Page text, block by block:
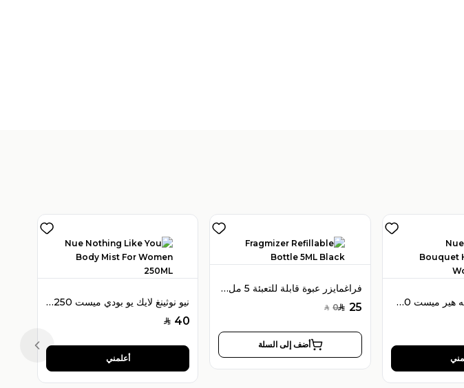
نيو نوثينغ لايك يو بودي ميست 250 مل للنساء
SAR 40
أعلمني
فراغمايزر عبوة قابلة للتعبئة 5 مل لون أسود
SAR 25
SAR 0
أضف إلى السلة
نيو هايبسكس بوكيه هير ميست 100 مل للنساء
Previous slide